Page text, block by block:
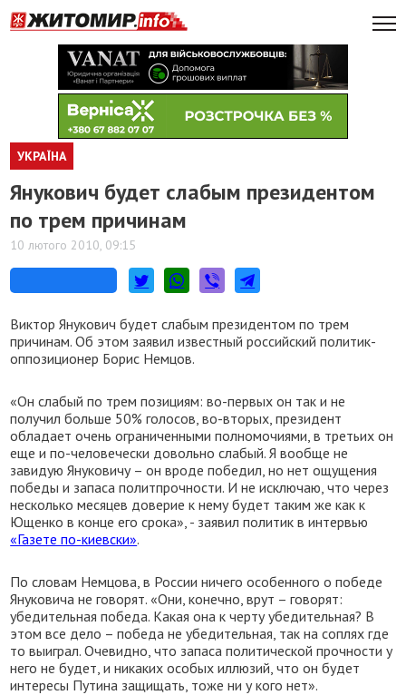
УКРАЇНА
Янукович будет слабым президентом
по трем причинам
10 лютого 2010, 09:15
Виктор Янукович будет слабым президентом по трем
причинам. Об этом заявил известный российский политик-
оппозиционер Борис Немцов.
«Он слабый по трем позициям: во-первых он так и не
получил больше 50% голосов, во-вторых, президент
обладает очень ограниченными полномочиями, в третьих он
еще и по-человечески довольно слабый. Я вообще не
завидую Януковичу – он вроде победил, но нет ощущения
победы и запаса политпрочности. И не исключаю, что через
несколько месяцев доверие к нему будет таким же как к
Ющенко в конце его срока», - заявил политик в интервью
«Газете по-киевски».
По словам Немцова, в России ничего особенного о победе
Януковича не говорят. «Они, конечно, врут – говорят:
убедительная победа. Какая она к черту убедительная? В
этом все дело – победа не убедительная, так на соплях где
то выиграл. Очевидно, что запаса политической прочности у
него не будет, и никаких особых иллюзий, что он будет
интересы Путина защищать, тоже ни у кого нет».